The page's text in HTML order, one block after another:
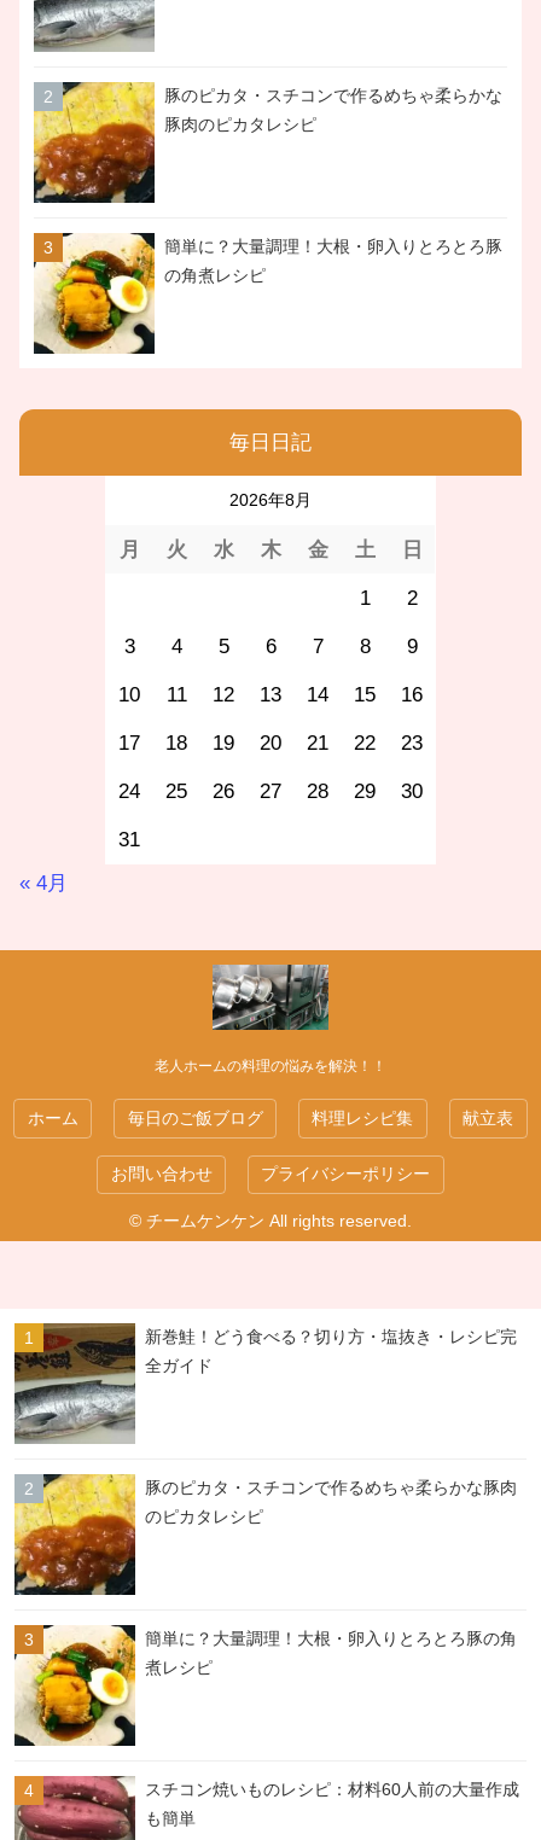
豚のピカタ・スチコンで作るめちゃ柔らかな
豚肉のピカタレシピ
簡単に？大量調理！大根・卵入りとろとろ豚
の角煮レシピ
毎日日記
2026年8月
月 火 水 木 金 土 日
1 2
3 4 5 6 7 8 9
10 11 12 13 14 15 16
17 18 19 20 21 22 23
24 25 26 27 28 29 30
31
« 4月
老人ホームの料理の悩みを解決！！
ホーム 毎日のご飯ブログ 料理レシピ集 献立表
お問い合わせ プライバシーポリシー
© チームケンケン All rights reserved.
新巻鮭！どう食べる？切り方・塩抜き・レシピ完
全ガイド
豚のピカタ・スチコンで作るめちゃ柔らかな豚肉
のピカタレシピ
簡単に？大量調理！大根・卵入りとろとろ豚の角
煮レシピ
スチコン焼いものレシピ：材料60人前の大量作成
も簡単